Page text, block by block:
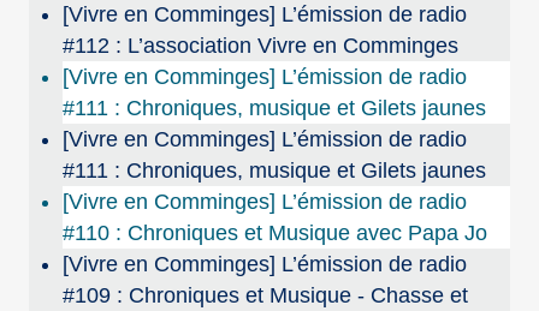
[Vivre en Comminges] L’émission de radio
#112 : L’association Vivre en Comminges
[Vivre en Comminges] L’émission de radio
#111 : Chroniques, musique et Gilets jaunes
[Vivre en Comminges] L’émission de radio
#111 : Chroniques, musique et Gilets jaunes
[Vivre en Comminges] L’émission de radio
#110 : Chroniques et Musique avec Papa Jo
[Vivre en Comminges] L’émission de radio
#109 : Chroniques et Musique - Chasse et